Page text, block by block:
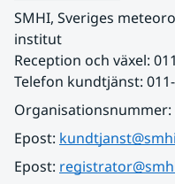
SMHI, Sveriges
institut
Reception och växel:
Telefon kundtjänst:
Organisationsnummer:
Epost:
Epost: